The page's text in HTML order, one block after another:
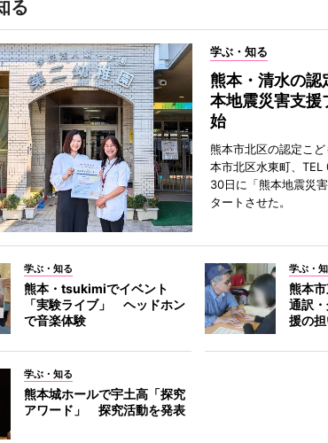
る
学ぶ・知る
熊本・清水の認
本地震災害支援
始
熊本市北区の認定こ
本市北区水東町、
30日に「熊本地震災
タートさせた。
学ぶ・知る
熊本・tsukimiでイベント
「実験ライブ」 ヘッドホン
で音楽体験
学ぶ・
熊本
通訳
援の
学ぶ・知る
熊本城ホールで宇土高「探究
アワード」 探究活動を発表